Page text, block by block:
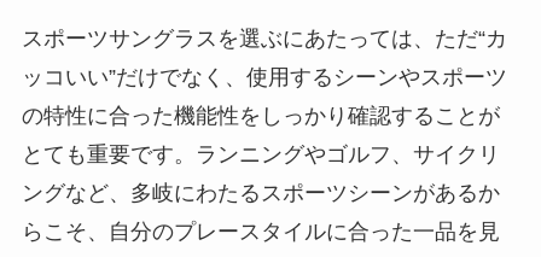
スポーツサングラスを選ぶにあたっては、ただ“カ
ッコいい”だけでなく、使用するシーンやスポーツ
の特性に合った機能性をしっかり確認することが
とても重要です。ランニングやゴルフ、サイクリ
ングなど、多岐にわたるスポーツシーンがあるか
らこそ、自分のプレースタイルに合った一品を見